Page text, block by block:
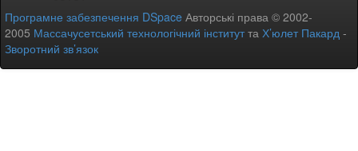
Програмне забезпечення DSpace Авторські права © 2002-
2005 Массачусетський технологічний інститутта Х’юлет Пакард -
Зворотний зв’язок